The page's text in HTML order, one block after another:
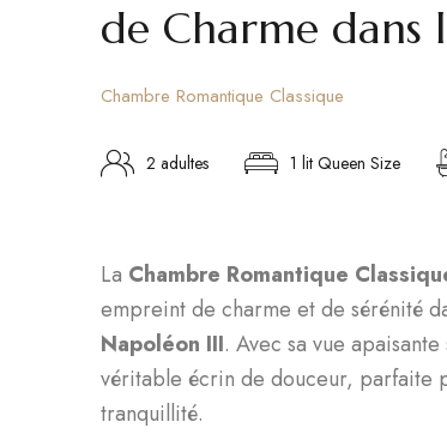
de Charme dans
Chambre Romantique Classique
2 adultes 1 lit Queen Size
La Chambre Romantique
empreint de charme et de sérénité
Napoléon III. Avec sa vue
véritable écrin de douceur, parfaite
tranquillité.